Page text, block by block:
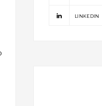
LINKEDIN